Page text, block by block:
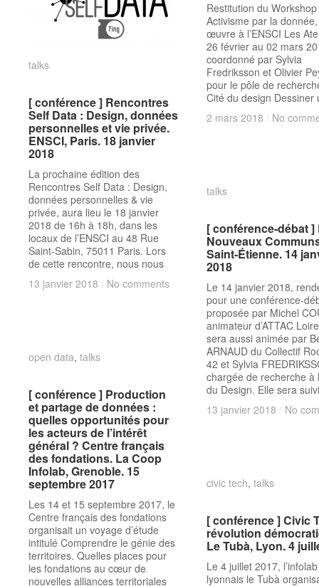
Restitution du Workshop
Activisme par la
œuvre à l’ENSCI Les
26 février au 02 mars
coordonné par Sylvia
Fredriksson et Olivier
pour le pôle de
Cité du design Dessiner
2 mars 2018 / No
2 mars 2018 / No
talks
[ conférence ] Rencontres
Self Data : Design, données
personnelles et vie privée.
ENSCI, Paris. 18 janvier
2018
La prochaine édition des
Rencontres Self Data : Design,
données personnelles & vie
privée, aura lieu le 18 janvier
2018 de 16h à 18h, dans les
locaux de l’ENSCI au 48 Rue
Saint-Sabin, 75011 Paris. Lors
de cette rencontre, nous nous
13 janvier 2018 / No comments
talks
[ conférence ] Rencontres
Self Data : Design, données
personnelles et vie privée.
ENSCI, Paris. 18 janvier
2018
13 janvier 2018 / No comments
talks
[ conférence-débat ]
Nouveaux
Saint-Étienne. 14
2018
Le 14 janvier 2018,
pour une conférence-
proposée par Michel
animateur d’ATTAC
sera aussi animée par
ARNAUD du Collectif
42 et Sylvia
chargée de recherche à
du Design. Elle sera
13 janvier 2018 / No
talks
[ conférence-débat ]
Nouveaux
Saint-Étienne. 14
2018
13 janvier 2018 / No
open data, talks
[ conférence ] Production
et partage de données :
quelles opportunités pour
les acteurs de l’intérêt
général ? Centre français
des fondations. La Coop
Infolab, Grenoble. 15
septembre 2017
Les 14 et 15 septembre 2017, le
Centre français des fondations
organisait un voyage d’étude
intitulé Comprendre le génie des
territoires. Quelles places pour
les fondations au cœur de
nouvelles alliances territoriales
open data talks
[ conférence ] Production
et partage de données :
quelles opportunités pour
les acteurs de l’intérêt
général ? Centre français
des fondations. La Coop
Infolab, Grenoble. 15
septembre 2017 civic tech, talks
[ conférence ] Civic
révolution
Le Tubà, Lyon. 4
Le 4 juillet 2017, l’infolab
lyonnais le Tubà
civic tech talks
[ conférence ] Civic
révolution
Le Tubà, Lyon. 4